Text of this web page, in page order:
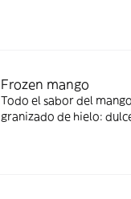
Frozen mango
Todo el sabor del
granizado de hielo: